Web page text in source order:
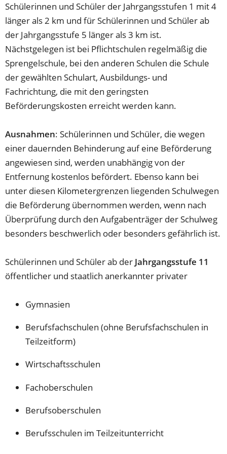
Schülerinnen und Schüler der Jahrgangsstufen 1 mit 4
länger als 2 km und für Schülerinnen und Schüler ab
der Jahrgangsstufe 5 länger als 3 km ist.
Nächstgelegen ist bei Pflichtschulen regelmäßig die
Sprengelschule, bei den anderen Schulen die Schule
der gewählten Schulart, Ausbildungs- und
Fachrichtung, die mit den geringsten
Beförderungskosten erreicht werden kann.
Ausnahmen: Schülerinnen und Schüler, die wegen
einer dauernden Behinderung auf eine Beförderung
angewiesen sind, werden unabhängig von der
Entfernung kostenlos befördert. Ebenso kann bei
unter diesen Kilometergrenzen liegenden Schulwegen
die Beförderung übernommen werden, wenn nach
Überprüfung durch den Aufgabenträger der Schulweg
besonders beschwerlich oder besonders gefährlich ist.
Schülerinnen und Schüler ab der Jahrgangsstufe 11
öffentlicher und staatlich anerkannter privater
Gymnasien
Berufsfachschulen (ohne Berufsfachschulen in
Teilzeitform)
Wirtschaftsschulen
Fachoberschulen
Berufsoberschulen
Berufsschulen im Teilzeitunterricht